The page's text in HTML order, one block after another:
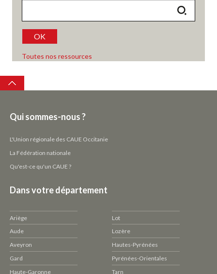
OK
Toutes nos ressources
Top
Qui sommes-nous ?
L'Union régionale des CAUE Occitanie
La Fédération nationale
Qu'est-ce qu'un CAUE ?
Dans votre département
Ariège
Aude
Aveyron
Gard
Haute-Garonne
Lot
Lozère
Hautes-Pyrénées
Pyrénées-Orientales
Tarn